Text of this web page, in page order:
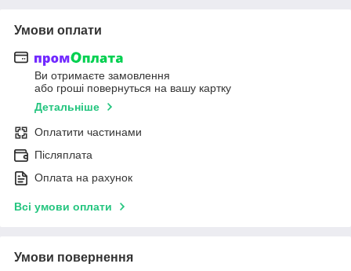
Умови оплати
Ви отримаєте замовлення
або гроші повернуться на вашу картку
Детальніше
Оплатити частинами
Післяплата
Оплата на рахунок
Всі умови оплати
Умови повернення